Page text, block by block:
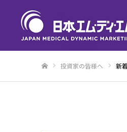
投資家の皆様へ 新